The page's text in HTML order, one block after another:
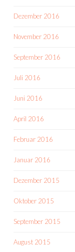
Dezember 2016
November 2016
September 2016
Juli 2016
Juni 2016
April 2016
Februar 2016
Januar 2016
Dezember 2015
Oktober 2015
September 2015
August 2015